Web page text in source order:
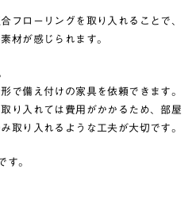
フローリングを取り入れることで、
材が感じられます。
で備え付けの家具を依頼できます。
り入れては費用がかかるため、部屋
取り入れるような工夫が大切です。
す。